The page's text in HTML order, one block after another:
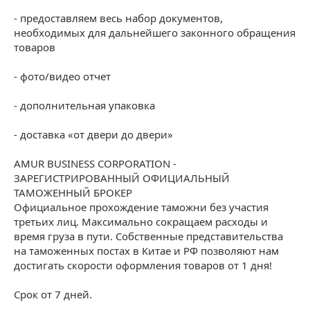
- предоставляем весь набор документов,
необходимых для дальнейшего законного обращения
товаров
- фото/видео отчет
- дополнительная упаковка
- доставка «от двери до двери»
AMUR BUSINESS CORPORATION -
ЗАРЕГИСТРИРОВАННЫЙ ОФИЦИАЛЬНЫЙ
ТАМОЖЕННЫЙ БРОКЕР
Официальное прохождение таможни без участия
третьих лиц. Максимально сокращаем расходы и
время груза в пути. Собственные представительства
на таможенных постах в Китае и РФ позволяют нам
достигать скорости оформления товаров от 1 дня!
Срок от 7 дней.